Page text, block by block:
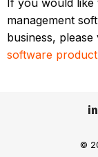
management
business,
software
©